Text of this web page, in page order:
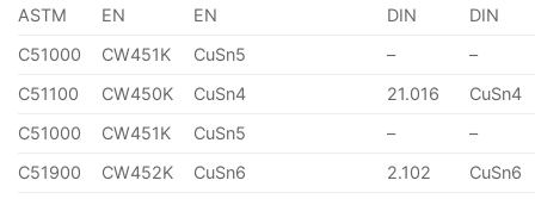
ASTM EN EN DIN
DIN
C51000
CW451K CuSn5 –
–
C51100
CW450K CuSn4 21.016
CuSn4
C51000
CW451K CuSn5 –
–
C51900
CW452K CuSn6 2.102
CuSn6